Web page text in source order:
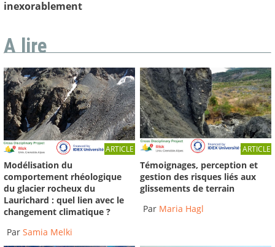
inexorablement
A lire
ARTICLE
Modélisation du
comportement rhéologique
du glacier rocheux du
Laurichard : quel lien avec le
changement climatique ?
Par Samia Melki
ARTICLE
Témoignages, perception et
gestion des risques liés aux
glissements de terrain
Par Maria Hagl